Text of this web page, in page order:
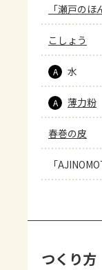
「瀬戸のほ
こしょう
A 水
A 薄力粉
春巻の皮
「
つくり方